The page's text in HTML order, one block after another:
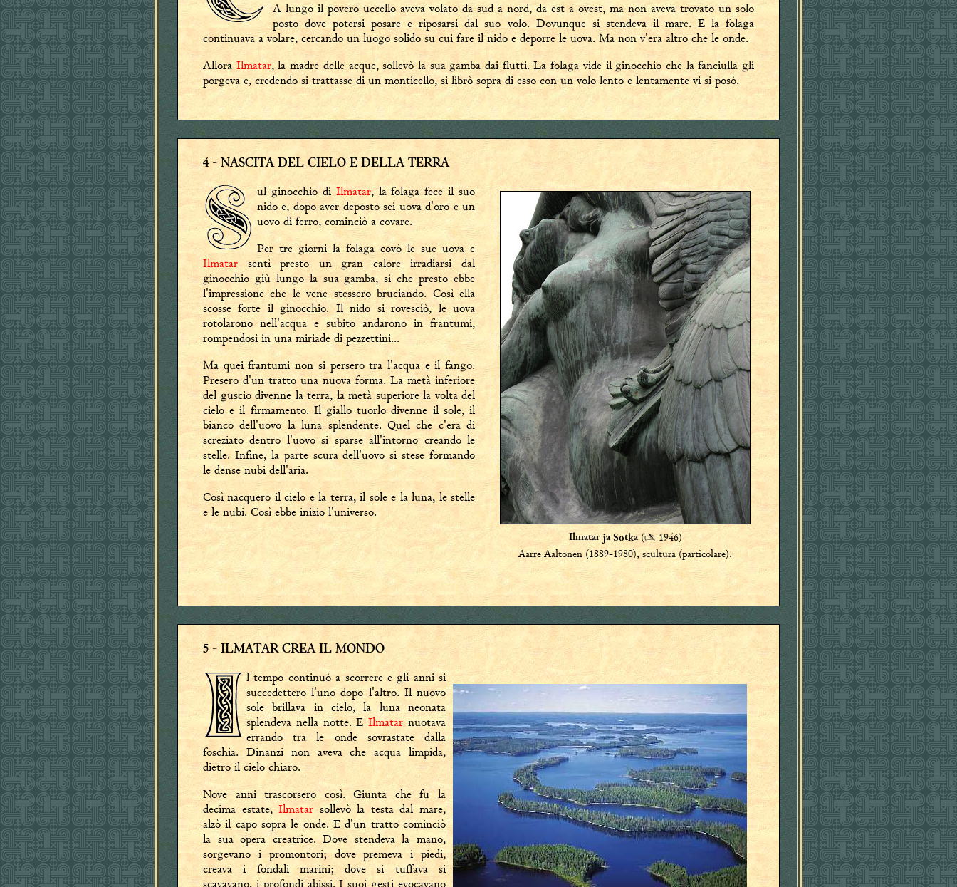
A lungo il povero uccello aveva volato da sud a nord, da est a ovest, ma non aveva trovato un solo
posto dove potersi posare e riposarsi dal suo volo. Dovunque si stendeva il mare. E la folaga
continuava a volare, cercando un luogo solido su cui fare il nido e deporre le uova. Ma non v'era altro che le onde.
Allora Ilmatar, la madre delle acque, sollevò la sua gamba dai flutti. La folaga vide il ginocchio che la fanciulla gli
porgeva e, credendo si trattasse di un monticello, si librò sopra di esso con un volo lento e lentamente vi si posò.
4 - NASCITA DEL CIELO E DELLA TERRA
Ilmatar ja Sotka (✍ 1946)
Aarre Aaltonen (1889-1980), scultura (particolare).
ul ginocchio di Ilmatar, la folaga fece il suo
nido e, dopo aver deposto sei uova d'oro e un
uovo di ferro, cominciò a covare.
Per tre giorni la folaga covò le sue uova e
Ilmatar sentì presto un gran calore irradiarsi dal
ginocchio giù lungo la sua gamba, sì che presto ebbe
l'impressione che le vene stessero bruciando. Così ella
scosse forte il ginocchio. Il nido si rovesciò, le uova
rotolarono nell'acqua e subito andarono in frantumi,
rompendosi in una miriade di pezzettini...
Ma quei frantumi non si persero tra l'acqua e il fango.
Presero d'un tratto una nuova forma. La metà inferiore
del guscio divenne la terra, la metà superiore la volta del
cielo e il firmamento. Il giallo tuorlo divenne il sole, il
bianco dell'uovo la luna splendente. Quel che c'era di
screziato dentro l'uovo si sparse all'intorno creando le
stelle. Infine, la parte scura dell'uovo si stese formando
le dense nubi dell'aria.
Così nacquero il cielo e la terra, il sole e la luna, le stelle
e le nubi. Così ebbe inizio l'universo.
5 - ILMATAR CREA IL MONDO
l tempo continuò a scorrere e gli anni si
succedettero l'uno dopo l'altro. Il nuovo
sole brillava in cielo, la luna neonata
splendeva nella notte. EIlmatarnuotava
errando tra le onde sovrastate dalla
foschia. Dinanzi non aveva che acqua limpida,
dietro il cielo chiaro.
Nove anni trascorsero così. Giunta che fu la
decima estate,Ilmatarsollevò la testa dal mare,
alzò il capo sopra le onde. E d'un tratto cominciò
la sua opera creatrice. Dove stendeva la mano,
sorgevano i promontori; dove premeva i piedi,
creava i fondali marini; dove si tuffava si
scavavano, i profondi abissi. I suoi gesti evocavano